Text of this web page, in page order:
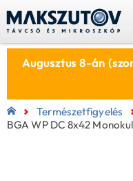
Augusztus 8-án
Természetfigyelés
BGA WP DC 8x42